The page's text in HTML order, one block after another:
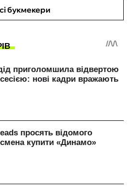
букмекери